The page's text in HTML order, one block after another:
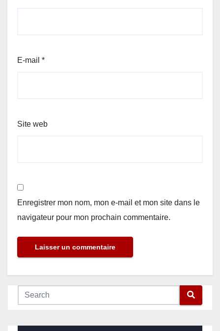
E-mail *
Site web
Enregistrer mon nom, mon e-mail et mon site dans le
navigateur pour mon prochain commentaire.